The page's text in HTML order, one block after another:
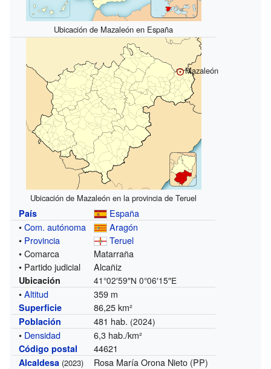
Ubicación de Mazaleón en España
Mazaleón
Ubicación de Mazaleón en la provincia de Teruel
País
España
•Com. autónoma
Aragón
• Provincia
Teruel
• Comarca
Matarraña
• Partido judicial
Alcañiz
Ubicación 41°02′59″N 0°06′15″E
•Altitud 359 m
Superficie 86,25 km²
Población 481 hab. (2024)
• Densidad 6,3 hab./km²
Código postal 44621
Alcaldesa (2023) Rosa María Orona Nieto (PP)